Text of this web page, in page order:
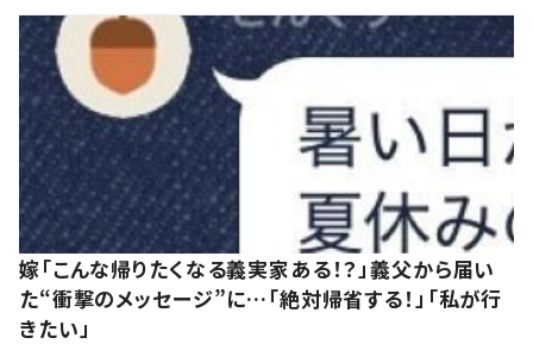
嫁「こんな帰りたくなる義実家ある！？」義父から届い
た“衝撃のメッセージ”に…「絶対帰省する！」「私が行
きたい」